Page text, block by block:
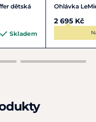
dětská
Skladem
Ohlávka
2 695 Kč